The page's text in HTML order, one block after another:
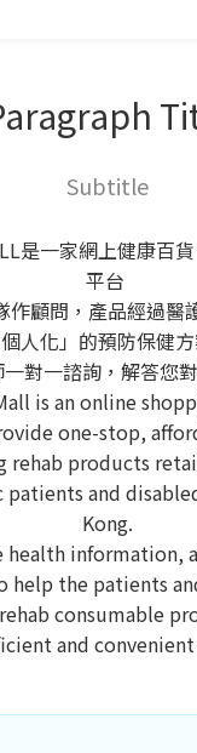
Subtitle
是一家網上健康百
平台
作顧問，產品經過醫
人化」的預防保健
對一諮詢，解答您
is an online
one-stop,
rehab products
and
Kong.
health information,
help the patients
consumable
and convenient